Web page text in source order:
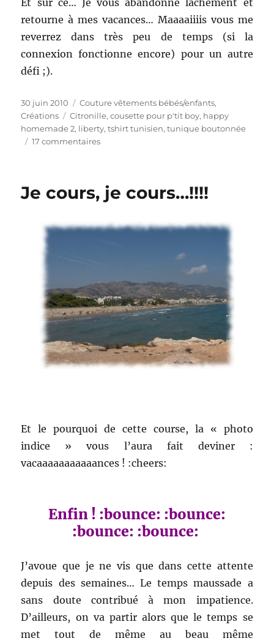
Et sur ce… Je vous abandonne lâchement et
retourne à mes vacances… Maaaaiiiis vous me
reverrez dans très peu de temps (si la
connexion fonctionne encore) pour un autre
défi ;).
Publié
le
30 juin 2010 Catégories
Couture vêtements bébés/enfants,
Créations
Étiquettes
Citronille,cousette pour p'tit boy, happy
homemade 2, liberty,tshirt tunisien,tunique boutonnée
17 commentairessur
sweet
little
Je cours, je cours…!!!!
Et le pourquoi de cette course, la « photo
indice » vous l’aura fait deviner :
vacaaaaaaaaaaances ! :cheers:
Enfin ! :bounce: :bounce:
:bounce: :bounce:
J’avoue que je ne vis que dans cette attente
depuis des semaines… Le temps maussade a
sans doute contribué à mon impatience.
D’ailleurs, on va partir alors que le temps se
met tout de même au beau même